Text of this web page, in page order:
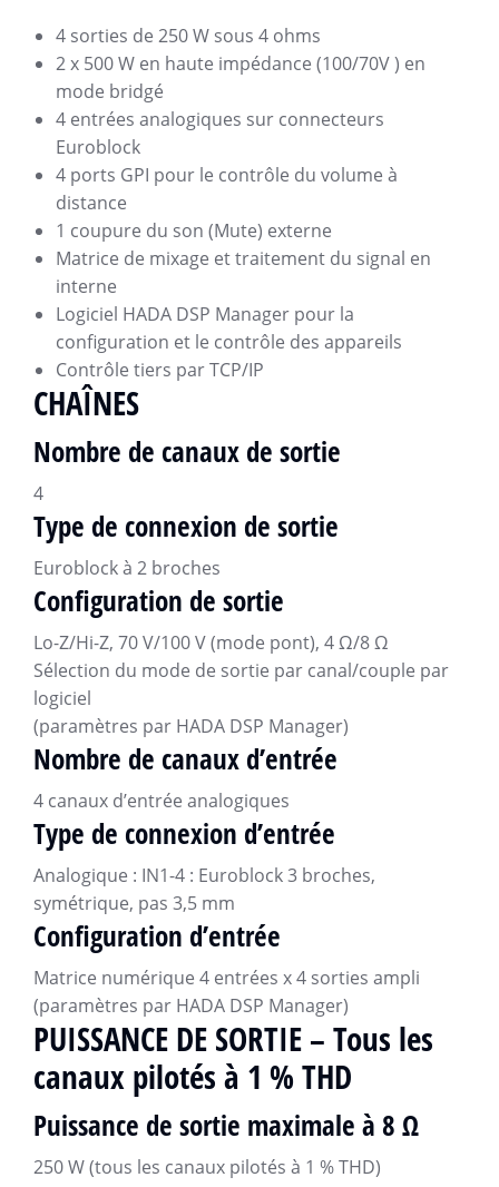
4 sorties de 250 W sous 4 ohms
2 x 500 W en haute impédance (100/70V ) en
mode bridgé
4 entrées analogiques sur connecteurs
Euroblock
4 ports GPI pour le contrôle du volume à
distance
1 coupure du son (Mute) externe
Matrice de mixage et traitement du signal en
interne
Logiciel HADA DSP Manager pour la
configuration et le contrôle des appareils
Contrôle tiers par TCP/IP
CHAÎNES
Nombre de canaux de sortie
4
Type de connexion de sortie
Euroblock à 2 broches
Configuration de sortie
Lo-Z/Hi-Z, 70 V/100 V (mode pont), 4 Ω/8 Ω
Sélection du mode de sortie par canal/couple par
logiciel
(paramètres par HADA DSP Manager)
Nombre de canaux d’entrée
4 canaux d’entrée analogiques
Type de connexion d’entrée
Analogique : IN1-4 : Euroblock 3 broches,
symétrique, pas 3,5 mm
Configuration d’entrée
Matrice numérique 4 entrées x 4 sorties ampli
(paramètres par HADA DSP Manager)
PUISSANCE DE SORTIE – Tous les
canaux pilotés à 1 % THD
Puissance de sortie maximale à 8 Ω
250 W (tous les canaux pilotés à 1 % THD)